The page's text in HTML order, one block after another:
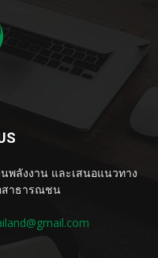
พลังงาน และเสนอแนวทาง
สาธารณชน